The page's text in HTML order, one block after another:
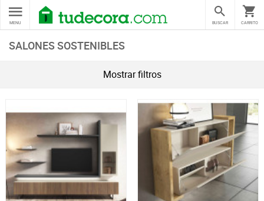
MENU CARRITO
BUSCAR
SALONES SOSTENIBLES
Mostrar filtros